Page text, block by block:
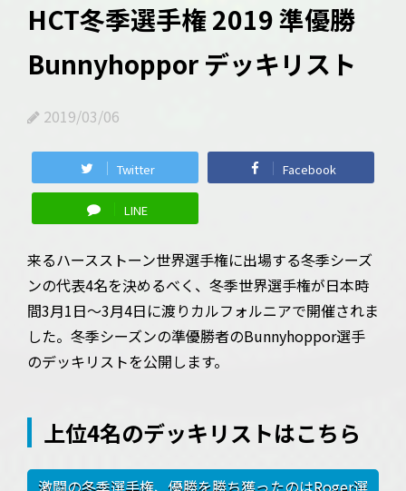
HCT冬季選手権 2019 準優勝
Bunnyhoppor デッキリスト
2019/03/06
Twitter Facebook
LINE
来るハースストーン世界選手権に出場する冬季シーズ
ンの代表4名を決めるべく、冬季世界選手権が日本時
間3月1日〜3月4日に渡りカルフォルニアで開催されま
した。冬季シーズンの準優勝者のBunnyhoppor選手
のデッキリストを公開します。
上位4名のデッキリストはこちら
激闘の冬季選手権、優勝を勝ち獲ったのはRoger選